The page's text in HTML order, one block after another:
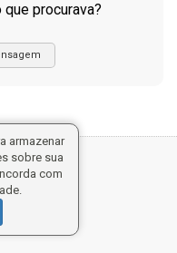
procurava?
armazenar
sobre sua
com